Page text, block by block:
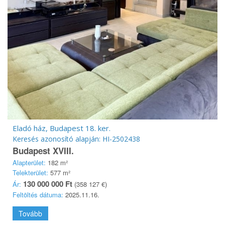
Eladó ház, Budapest 18. ker.
Keresés azonosító alapján: HI-2502438
Budapest XVIII.
Alapterület: 182 m²
Telekterület: 577 m²
Ár: 130 000 000 Ft (358 127 €)
Feltöltés dátuma: 2025.11.16.
Tovább